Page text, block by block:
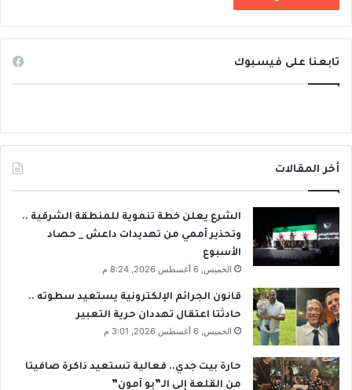
تابعنا على فيسبوك
أخر المقالات
الشرع يعلن خطة تنموية للمنطقة الشرقية ..
وتحذير أممي من تهديدات داعش _ حصاد
الأسبوع
الخميس, 6 أغسطس 2026, 8:24 م
قانون الجرائم الإلكترونية يستعيد سطوته ..
حادثتا اعتقال تهددان حرية التعبير
الخميس, 6 أغسطس 2026, 3:01 م
حارة بيت جدي.. فعالية تستعيد ذاكرة صافيتا
من القلعة إلى الـ”بو آمون”